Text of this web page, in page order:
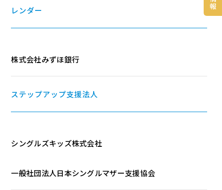
報
レンダー
株式会社みずほ銀行
ステップアップ支援法人
シングルズキッズ株式会社
一般社団法人日本シングルマザー支援協会